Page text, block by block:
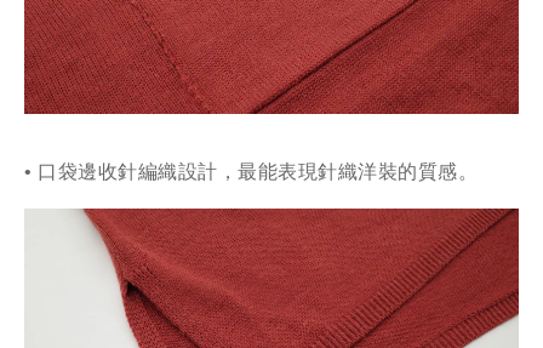
• 口袋邊收針編織設計，最能表現針織洋裝的質感。